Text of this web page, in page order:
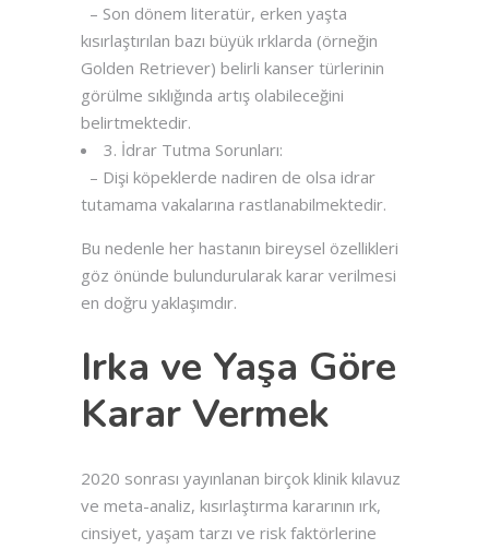
– Son dönem literatür, erken yaşta
kısırlaştırılan bazı büyük ırklarda (örneğin
Golden Retriever) belirli kanser türlerinin
görülme sıklığında artış olabileceğini
belirtmektedir.
3. İdrar Tutma Sorunları:
– Dişi köpeklerde nadiren de olsa idrar
tutamama vakalarına rastlanabilmektedir.
Bu nedenle her hastanın bireysel özellikleri
göz önünde bulundurularak karar verilmesi
en doğru yaklaşımdır.
Irka ve Yaşa Göre
Karar Vermek
2020 sonrası yayınlanan birçok klinik kılavuz
ve meta-analiz, kısırlaştırma kararının ırk,
cinsiyet, yaşam tarzı ve risk faktörlerine